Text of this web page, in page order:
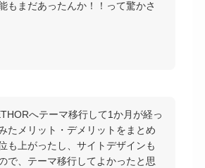
もまだあったんか！！って驚かさ
へテーマ移行して1か月が経っ
たメリット・デメリットをまとめ
も上がったし、サイトデザインも
で、テーマ移行してよかったと思